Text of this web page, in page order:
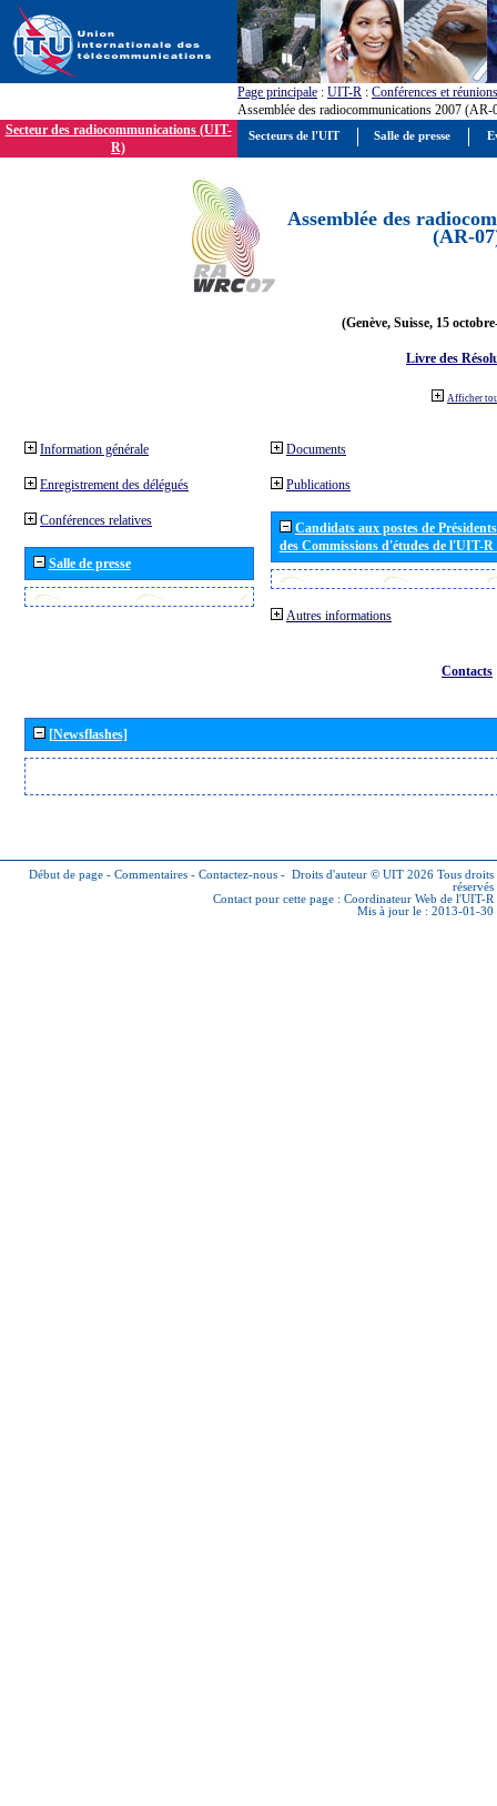
Page principale : UIT-R : Conférences et réunions
Assemblée des radiocommunications 2007 (AR-
Secteur des radiocommunications (UIT-
R)
Assemblée des
(AR-
(Genève, Suisse, 15
Livre des
Afficher
Information générale
Enregistrement des délégués
Conférences relatives
Salle de presse
Documents
Publications
Candidats aux postes de
des Commissions d'études de l'UIT-
Autres informations
Contacts
[Newsflashes]
Début de page - Commentaires - Contactez-nous - Droits d'auteur © UIT 2026 Tous droits
réservés
Contact pour cette page : Coordinateur Web de l'UIT-R
Mis à jour le : 2013-01-30
Secteurs de l'UIT Salle de presse